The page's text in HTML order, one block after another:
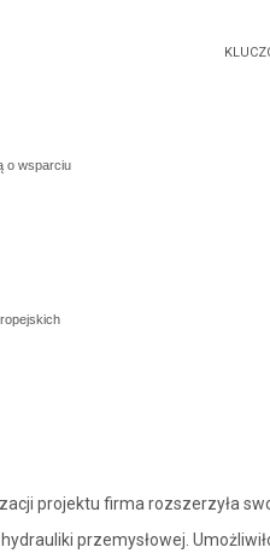
o wsparciu
projektu firma rozszerzyła
przemysłowej.